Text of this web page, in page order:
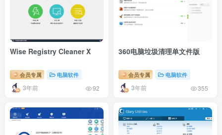
Wise Registry Cleaner X
会员专属 电脑软件
3年前 92
360电脑垃圾清理单文件版
会员专属 电脑软件
3年前 355